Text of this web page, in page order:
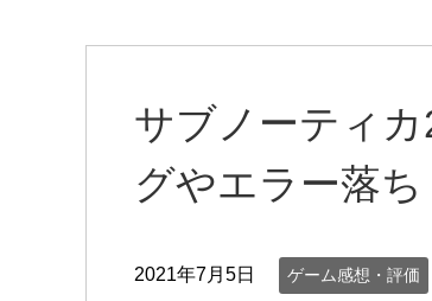
サブノーティ
グやエラー落ち
2021年7月5日 ゲーム感想・評価